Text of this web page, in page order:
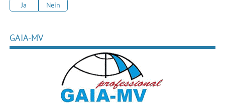
Ja Nein
GAIA-MV